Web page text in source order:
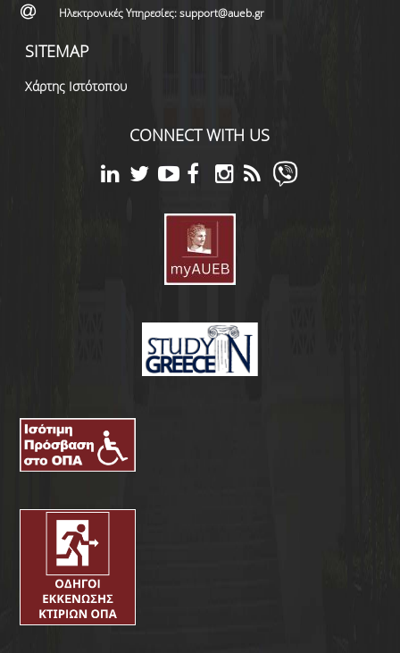
Ηλεκτρονικές Υπηρεσίες: support@aueb.gr
SITEMAP
Χάρτης Ιστότοπου
CONNECT WITH US